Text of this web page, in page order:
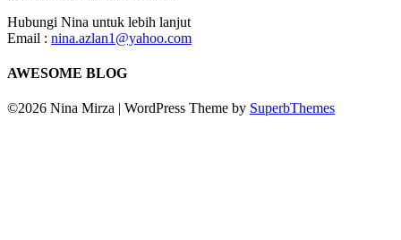
Hubungi Nina untuk lebih lanjut
Email : nina.azlan1@yahoo.com
AWESOME BLOG
©2026 Nina Mirza | WordPress Theme by SuperbThemes